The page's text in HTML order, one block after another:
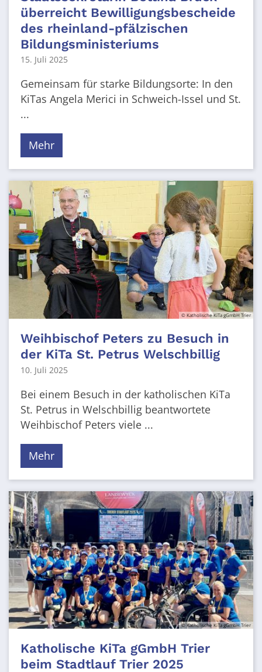
überreicht Bewilligungsbescheide
des rheinland-pfälzischen
Bildungsministeriums
15. Juli 2025
Gemeinsam für starke Bildungsorte: In den
KiTas Angela Merici in Schweich-Issel und St.
...
Mehr
© Katholische KiTa gGmbH Trier
Weihbischof Peters zu Besuch in
der KiTa St. Petrus Welschbillig
10. Juli 2025
Bei einem Besuch in der katholischen KiTa
St. Petrus in Welschbillig beantwortete
Weihbischof Peters viele ...
Mehr
© Katholische KiTa gGmbH Trier
Katholische KiTa gGmbH Trier
beim Stadtlauf Trier 2025